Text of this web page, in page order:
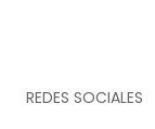
REDES SOCIALES